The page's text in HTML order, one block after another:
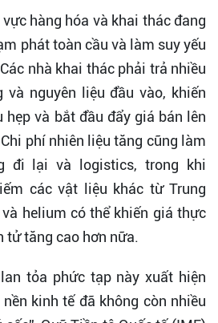
hàng hóa và khai thác đang
phát toàn cầu và làm suy yếu
nhà khai thác phải trả nhiều
và nguyên liệu đầu vào, khiến
hẹp và bắt đầu đẩy giá bán lên
phí nhiên liệu tăng cũng làm
đi lại và logistics, trong khi
các vật liệu khác từ Trung
helium có thể khiến giá thực
tử tăng cao hơn nữa.
tỏa phức tạp này xuất hiện
kinh tế đã không còn nhiều